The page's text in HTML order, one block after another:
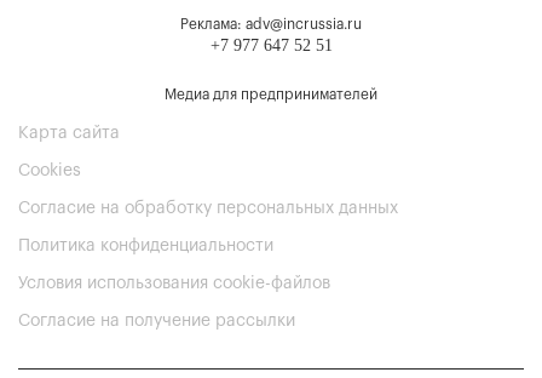
Реклама: adv@incrussia.ru
+7 977 647 52 51
Медиа для предпринимателей
Карта сайта
Cookies
Согласие на обработку персональных данных
Политика конфиденциальности
Условия использования cookie-файлов
Согласие на получение рассылки